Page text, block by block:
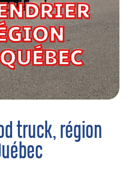
truck, région